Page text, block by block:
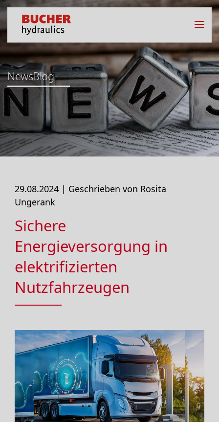
NewsBlog
29.08.2024 | Geschrieben von Rosita
Ungerank
Sichere
Energieversorgung in
elektrifizierten
Nutzfahrzeugen